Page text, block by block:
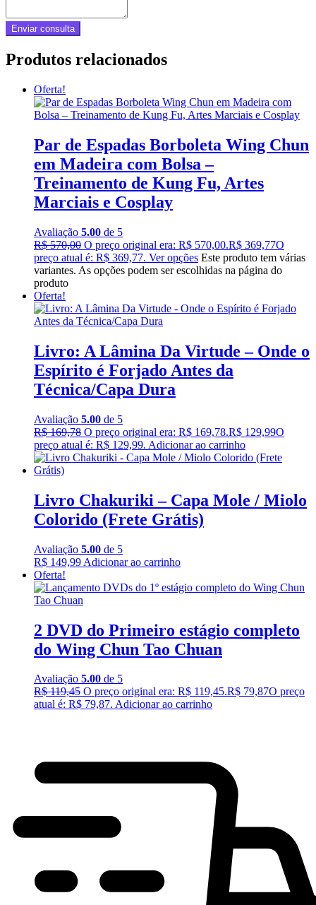
Produtos relacionados
Oferta!
Par de Espadas Borboleta Wing Chun
em Madeira com Bolsa –
Treinamento de Kung Fu, Artes
Marciais e Cosplay
Avaliação 5.00 de 5
R$570,00 O preço original era: R$ 570,00.R$ 369,77O
preço atual é: R$ 369,77. Ver opções Este produto tem várias
variantes. As opções podem ser escolhidas na página do
produto
Oferta!
Livro: A Lâmina Da Virtude – Onde o
Espírito é Forjado Antes da
Técnica/Capa Dura
Avaliação 5.00 de 5
R$169,78 O preço original era: R$ 169,78.R$ 129,99O
preço atual é: R$ 129,99. Adicionar ao carrinho
Livro Chakuriki – Capa Mole / Miolo
Colorido (Frete Grátis)
Avaliação 5.00 de 5
R$ 149,99 Adicionar ao carrinho
Oferta!
2 DVD do Primeiro estágio completo
do Wing Chun Tao Chuan
Avaliação 5.00 de 5
R$119,45 O preço original era: R$ 119,45.R$ 79,87O preço
atual é: R$ 79,87. Adicionar ao carrinho